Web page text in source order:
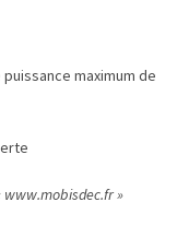
maximum de
www.mobisdec.fr »